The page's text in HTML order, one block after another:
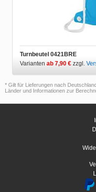
Turnbeutel 0421BRE
Varianten ab 7,90 € zzgl.
* Gilt für Lieferungen nach
Länder und Informationen zur